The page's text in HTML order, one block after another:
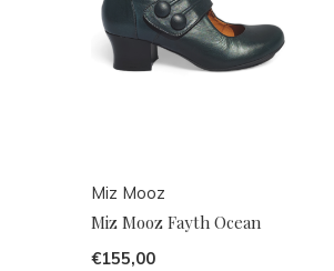
Miz Mooz
Miz Mooz Fayth Ocean
€155,00